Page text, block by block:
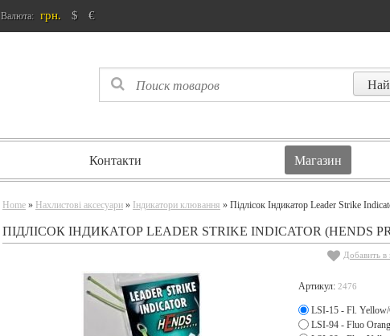
Валюта: грн. $ €
Контакти Магазин
Home » Нахлистові аксесуари » Індикатори клювання » Підлісок Індикатор Leader Strike
ПІДЛІСОК ІНДИКАТОР LEADER STRIKE INDICATOR (HENDS
Добавить в
Артикул: 2476
LSI-15 - Fl. Yellow/
LSI-94 - Fluo